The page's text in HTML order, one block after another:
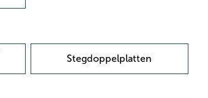
Stegdoppelplatten